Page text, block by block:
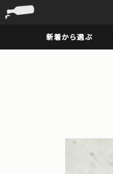
新着から選ぶ